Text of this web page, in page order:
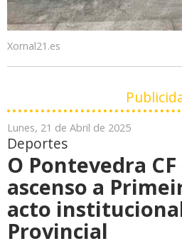
Xornal21.es
Lunes, 21 de Abril de 2025
Deportes
O Pontevedra
ascenso a
acto
Provincial